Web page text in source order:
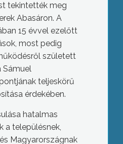
tekintették meg
Abasáron. A
15 évvel ezelőtt
most pedig
született
Sámuel
teljeskörű
érdekében.
hatalmas
a településnek,
Magyarországnak